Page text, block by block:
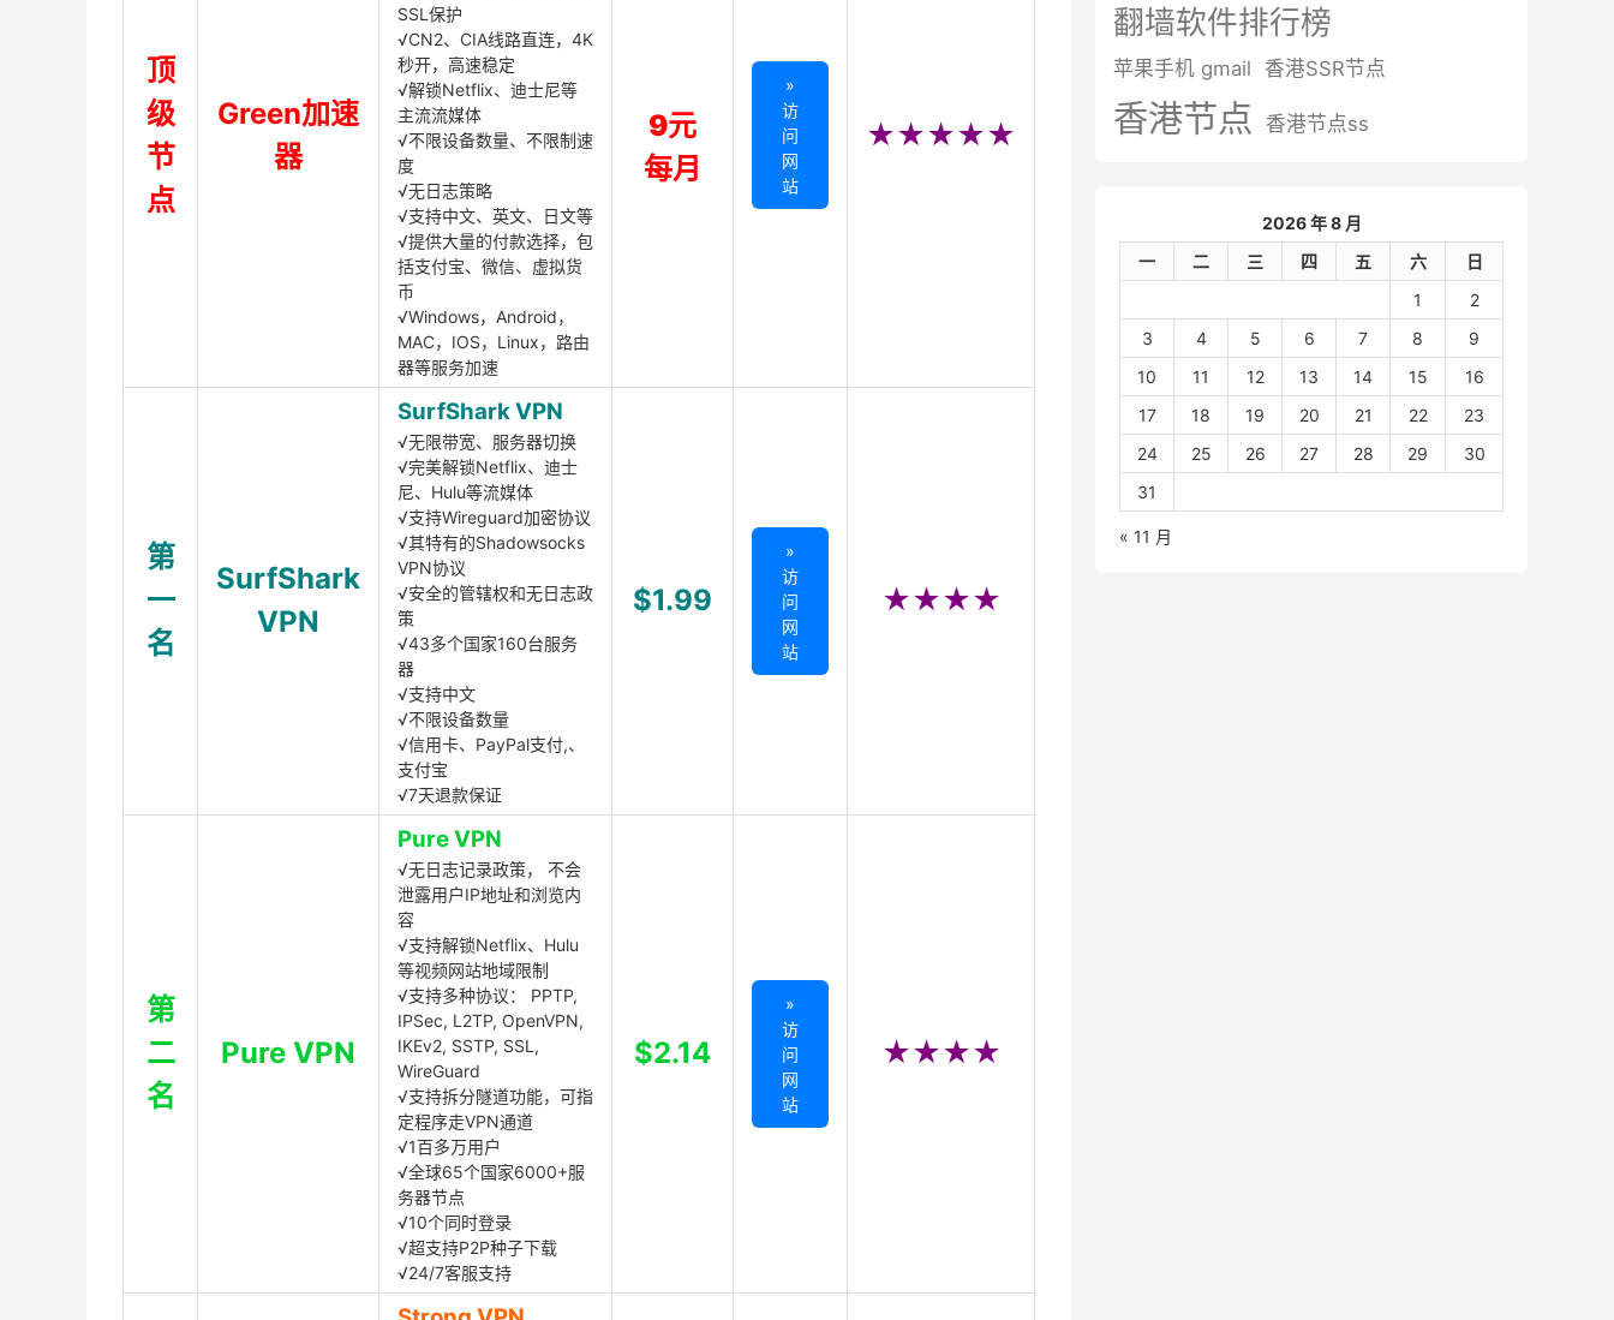
顶
级
节
点
Green加速
器
SSL保护
√CN2、CIA线路直连，4K
秒开，高速稳定
√解锁Netflix、迪士尼等
主流流媒体
√不限设备数量、不限制速
度
√无日志策略
√支持中文、英文、日文等
√提供大量的付款选择，包
括支付宝、微信、虚拟货
币
√Windows，Android，
MAC，IOS，Linux，路由
器等服务加速
9元
每月
»
访
问
网
站
★★★★★
第
一
名
SurfShark
VPN
SurfShark VPN
√无限带宽、服务器切换
√完美解锁Netflix、迪士
尼、Hulu等流媒体
√支持Wireguard加密协议
√其特有的Shadowsocks
VPN协议
√安全的管辖权和无日志政
策
√43多个国家160台服务
器
√支持中文
√不限设备数量
√信用卡、PayPal支付,、
支付宝
√7天退款保证
$1.99
»
访
问
网
站
★★★★
第
二
名
Pure VPN
Pure VPN
√无日志记录政策， 不会
泄露用户IP地址和浏览内
容
√支持解锁Netflix、Hulu
等视频网站地域限制
√支持多种协议： PPTP,
IPSec, L2TP, OpenVPN,
IKEv2, SSTP, SSL,
WireGuard
√支持拆分隧道功能，可指
定程序走VPN通道
√1百多万用户
√全球65个国家6000+服
务器节点
√10个同时登录
√超支持P2P种子下载
√24/7客服支持
$2.14
»
访
问
网
站
★★★★
翻墙软件排行榜
苹果手机 gmail 香港SSR节点
香港节点 香港节点ss
2026 年 8 月
一
二 三 四 五 六
日
1
2
3
4 5 6 7 8
9
10
11 12 13 14 15
16
17
18 19 20 21 22
23
24
25 26 27 28 29
30
31
« 11 月